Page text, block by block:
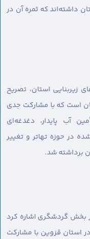
داشته‌اند که ثمره آن در
زیربنایی استان، تصریح
است که با مشارکت جدی
آب پایدار، دغدغه‌ای
در حوزه تهاتر و تغییر
برداشته شد.
گردشگری اشاره کرد
استان قزوین با مشارکت